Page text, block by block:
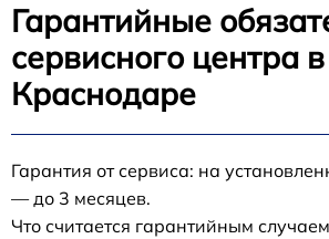
Гарантийные
сервисного центра в
Краснодаре
Гарантия от сервиса: на
— до 3 месяцев.
Что считается гарантийным